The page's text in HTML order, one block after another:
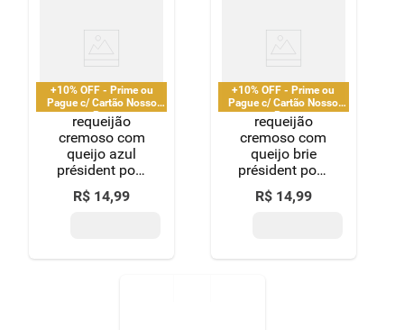
+10% OFF - Prime ou
Pague c/ Cartão Nosso
Pay
requeijão
cremoso com
queijo azul
président pote
200g
R$ 14,99
+10% OFF - Prime ou
Pague c/ Cartão Nosso
Pay
requeijão
cremoso com
queijo brie
président pote
200g
R$ 14,99